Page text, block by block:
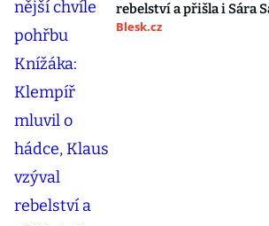
rebelství a přišla i Sára
Blesk.cz